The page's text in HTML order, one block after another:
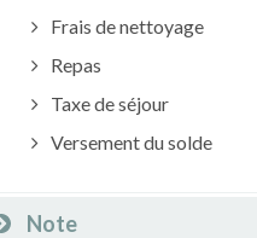
Frais de nettoyage
Repas
Taxe de séjour
Versement du solde
Note